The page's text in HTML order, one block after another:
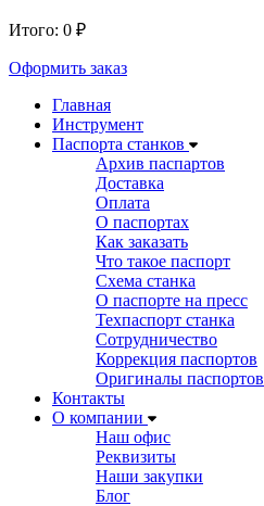
Итого: 0 ₽
Оформить заказ
Главная
Инструмент
Паспорта станков
Архив паспартов
Доставка
Оплата
О паспортах
Как заказать
Что такое паспорт
Схема станка
О паспорте на пресс
Техпаспорт станка
Сотрудничество
Коррекция паспортов
Оригиналы паспортов
Контакты
О компании
Наш офис
Реквизиты
Наши закупки
Блог